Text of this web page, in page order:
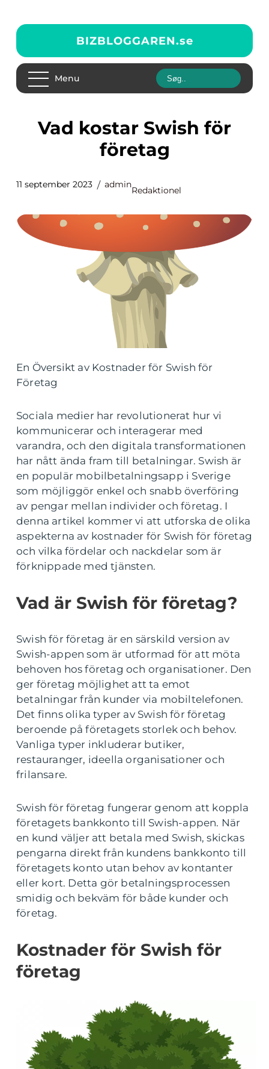
BIZBLOGGAREN.se
Menu
Vad kostar Swish för
företag
11 september 2023 admin
Redaktionel
En Översikt av Kostnader för Swish för
Företag
Sociala medier har revolutionerat hur vi
kommunicerar och interagerar med
varandra, och den digitala transformationen
har nått ända fram till betalningar. Swish är
en populär mobilbetalningsapp i Sverige
som möjliggör enkel och snabb överföring
av pengar mellan individer och företag. I
denna artikel kommer vi att utforska de olika
aspekterna av kostnader för Swish för företag
och vilka fördelar och nackdelar som är
förknippade med tjänsten.
Vad är Swish för företag?
Swish för företag är en särskild version av
Swish-appen som är utformad för att möta
behoven hos företag och organisationer. Den
ger företag möjlighet att ta emot
betalningar från kunder via mobiltelefonen.
Det finns olika typer av Swish för företag
beroende på företagets storlek och behov.
Vanliga typer inkluderar butiker,
restauranger, ideella organisationer och
frilansare.
Swish för företag fungerar genom att koppla
företagets bankkonto till Swish-appen. När
en kund väljer att betala med Swish, skickas
pengarna direkt från kundens bankkonto till
företagets konto utan behov av kontanter
eller kort. Detta gör betalningsprocessen
smidig och bekväm för både kunder och
företag.
Kostnader för Swish för
företag